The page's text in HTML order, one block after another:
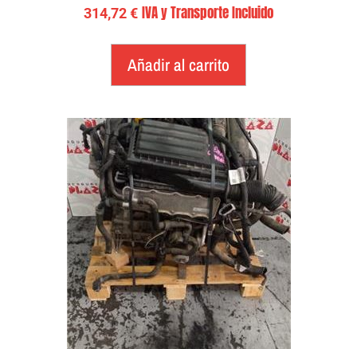
314,72€ IVA y Transporte Incluido
Añadir al carrito